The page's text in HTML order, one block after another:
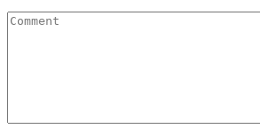
Comment